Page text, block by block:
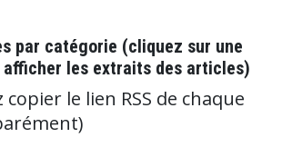
par catégorie (cliquez sur une
les extraits des articles)
le lien RSS de chaque